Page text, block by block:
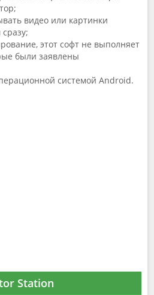
видео или картинки
этот софт не выполняет
были заявлены
системой Аndroid.
Station